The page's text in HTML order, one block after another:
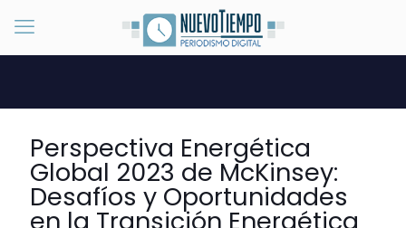
Perspectiva Energética
Global 2023 de McKinsey:
Desafíos y Oportunidades
en la Transición Energética